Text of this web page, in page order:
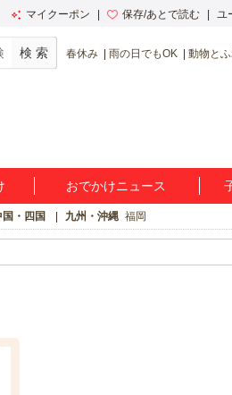
マイクーポン 保存/あとで読む ユ
春休み 雨の日でもOK 動物とふ
おでかけニュース
国・四国 九州・沖縄 福岡